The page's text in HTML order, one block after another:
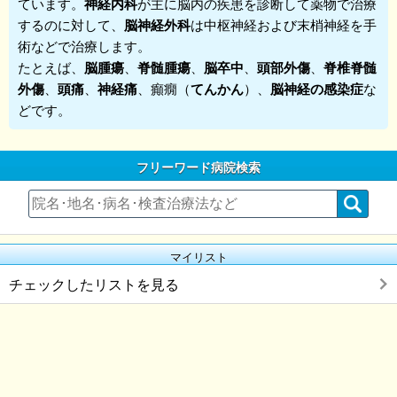
するのに対して、 脳神経外科は中枢神経および末梢神経を手
術などで治療します。
たとえば、 脳腫瘍 、脊髄腫瘍 脳卒中 頭部外傷 、脊椎脊髄
外傷
頭痛 神経痛 、癲癇（てんかん）、 脳神経の感染症な
どです。
フリーワード病院検索
マイリスト
チェックしたリストを見る